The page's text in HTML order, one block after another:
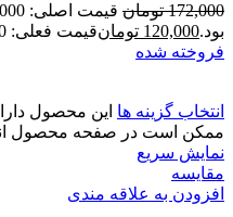
172,000 تومان
بود.120,000 تومانقیمت فعلی: 120,000 تومان.
فروخته شده
انتخاب گزینه ها این محصول
ممکن است در صفحه محصول
نمایش سریع
مقايسه
افزودن به علاقه مندی